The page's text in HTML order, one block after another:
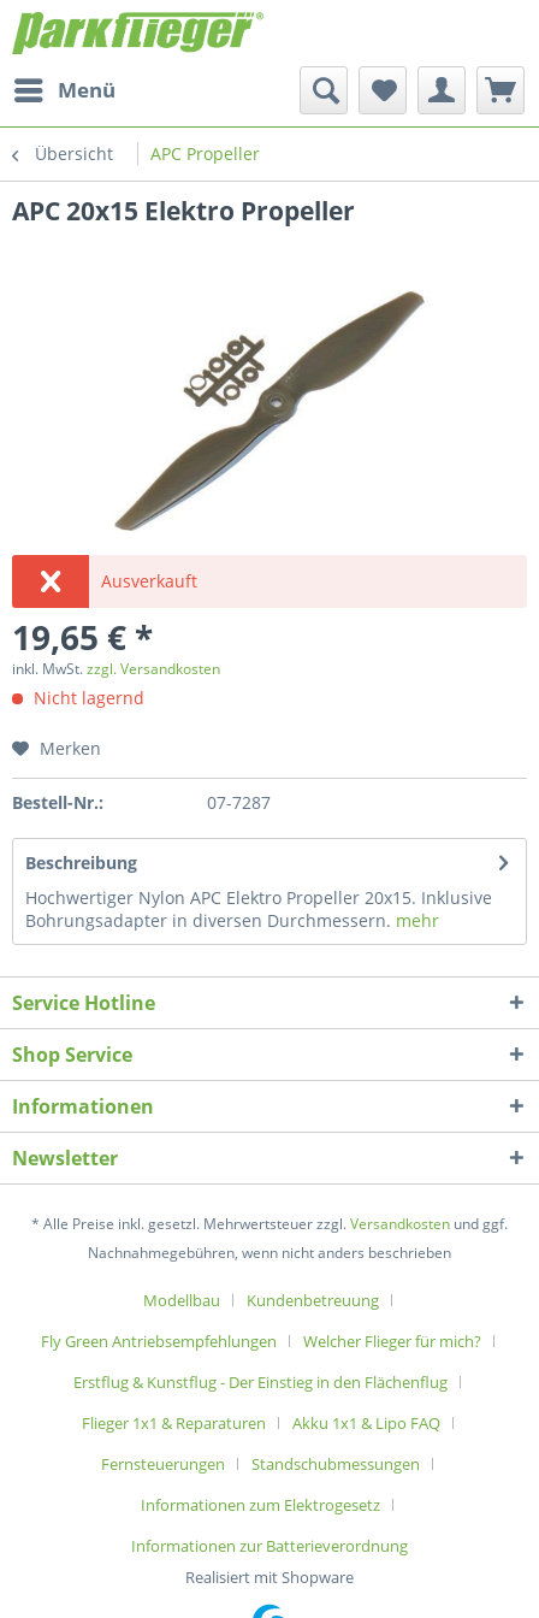
Menü
Übersicht APC Propeller
APC 20x15 Elektro Propeller
Ausverkauft
19,65 € *
inkl. MwSt.zzgl. Versandkosten
Nicht lagernd
Merken
Bestell-Nr.: 07-7287
Beschreibung
Hochwertiger Nylon APC Elektro Propeller 20x15. Inklusive
Bohrungsadapter in diversen Durchmessern. mehr
Service Hotline
Shop Service
Informationen
Newsletter
* Alle Preise inkl. gesetzl. Mehrwertsteuer zzgl.Versandkosten und ggf.
Nachnahmegebühren, wenn nicht anders beschrieben
Modellbau
Kundenbetreuung
Fly Green Antriebsempfehlungen
Welcher Flieger für mich?
Erstflug & Kunstflug - Der Einstieg in den Flächenflug
Flieger 1x1 & Reparaturen
Akku 1x1 & Lipo FAQ
Fernsteuerungen
Standschubmessungen
Informationen zum Elektrogesetz
Informationen zur Batterieverordnung
Realisiert mit Shopware